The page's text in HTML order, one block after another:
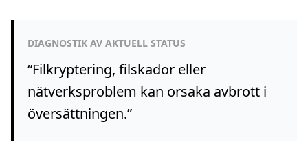
DIAGNOSTIK AV AKTUELL STATUS
“Filkryptering, filskador eller
nätverksproblem kan orsaka avbrott i
översättningen.”